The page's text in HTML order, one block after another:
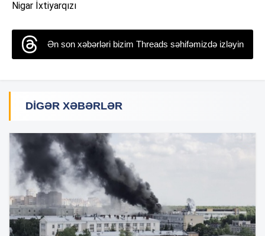
Nigar İxtiyarqızı
Ən son xəbərləri bizim Threads səhifəmizdə izləyin
DIGƏR XƏBƏRLƏR